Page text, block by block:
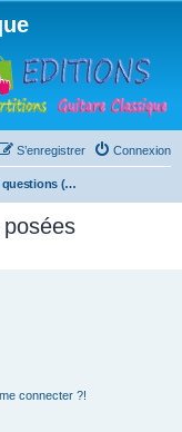
Connexion
S’enregistrer
Foire aux questions (Questions posées fréquemment)
connecter ?!